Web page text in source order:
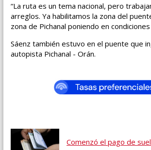
“La ruta es un tema nacional, pero
arreglos. Ya habilitamos la zona del
zona de Pichanal poniendo en
Sáenz también estuvo en el puente que
autopista Pichanal - Orán.
Comenzó el pago de